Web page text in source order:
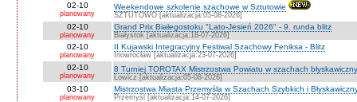
02-10
planowany
Weekendowe szkolenie szachowe w Sztutowie
SZTUTOWO [aktualizacja:05-08-2026]
02-10
planowany
Grand Prix Białegostoku "Lato-Jesień 2026" - 9. runda blitz
Białystok [aktualizacja:18-07-2026]
02-10
planowany
II Kujawski Integracyjny Festiwal Szachowy Feniksa - Blitz
Inowrocław [aktualizacja:23-07-2026]
02-10
planowany
8 Turniej TOROTAX Mistrzostwa Powiatu w szachach
Łowicz [aktualizacja:05-08-2026]
03-10
planowany
Mistrzostwa Miasta Przemyśla w Szachach Szybkich i
Przemyśl [aktualizacja:14-07-2026]